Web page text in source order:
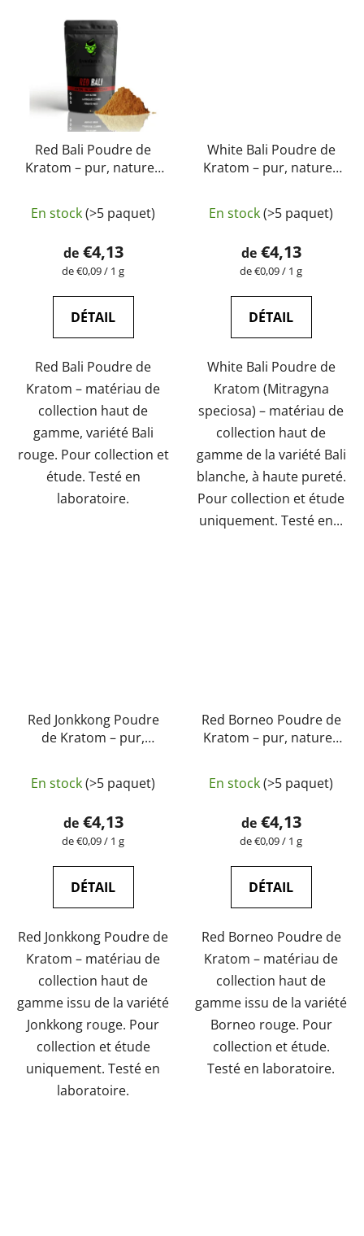
Red Bali Poudre de
Kratom – pur, naturel,
GreenGuru
moyenne
du
produit
de
5
étoiles.
En stock(>5 paquet)
de€4,13
Prix
la
mesure:
de €0,09 / 1 g
DÉTAIL
Red Bali Poudre de
Kratom – matériau de
collection haut de
gamme, variété Bali
rouge. Pour collection et
étude. Testé en
laboratoire.
White Bali Poudre de
Kratom – pur, naturel,
GreenGuru
moyenne
du
produit
de
5
étoiles.
En stock(>5 paquet)
de€4,13
Prix
la
mesure:
de €0,09 / 1 g
DÉTAIL
White Bali Poudre de
Kratom (Mitragyna
speciosa) – matériau de
collection haut de
gamme de la variété Bali
blanche, à haute pureté.
Pour collection et étude
uniquement. Testé en...
Red Jonkkong Poudre
de Kratom – pur,
laboratoire |
GreenGuru
En stock(>5 paquet)
de€4,13
Prix
la
mesure:
de €0,09 / 1 g
DÉTAIL
Red Jonkkong Poudre de
Kratom – matériau de
collection haut de
gamme issu de la variété
Jonkkong rouge. Pour
collection et étude
uniquement. Testé en
laboratoire.
Red Borneo Poudre de
Kratom – pur, naturel,
GreenGuru
moyenne
du
produit
de
5
étoiles.
En stock(>5 paquet)
de€4,13
Prix
la
mesure:
de €0,09 / 1 g
DÉTAIL
Red Borneo Poudre de
Kratom – matériau de
collection haut de
gamme issu de la variété
Borneo rouge. Pour
collection et étude.
Testé en laboratoire.